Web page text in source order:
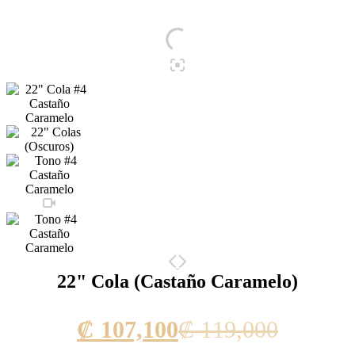
22" Cola (Castaño Caramelo)
₡ 107,100Current
₡119,000Original